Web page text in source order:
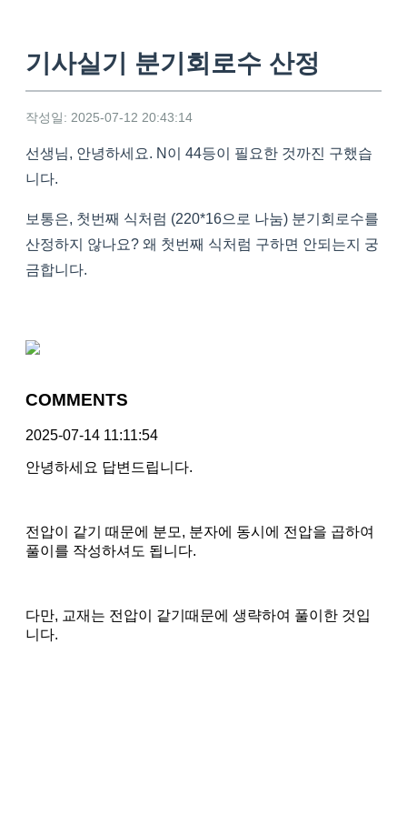
기사실기 분기회로수 산정
작성일: 2025-07-12 20:43:14
선생님, 안녕하세요. N이 44등이 필요한 것까진 구했습
니다.
보통은, 첫번째 식처럼 (220*16으로 나눔) 분기회로수를
산정하지 않나요? 왜 첫번째 식처럼 구하면 안되는지 궁
금합니다.
COMMENTS
2025-07-14 11:11:54
안녕하세요 답변드립니다.
전압이 같기 때문에 분모, 분자에 동시에 전압을 곱하여
풀이를 작성하셔도 됩니다.
다만, 교재는 전압이 같기때문에 생략하여 풀이한 것입
니다.